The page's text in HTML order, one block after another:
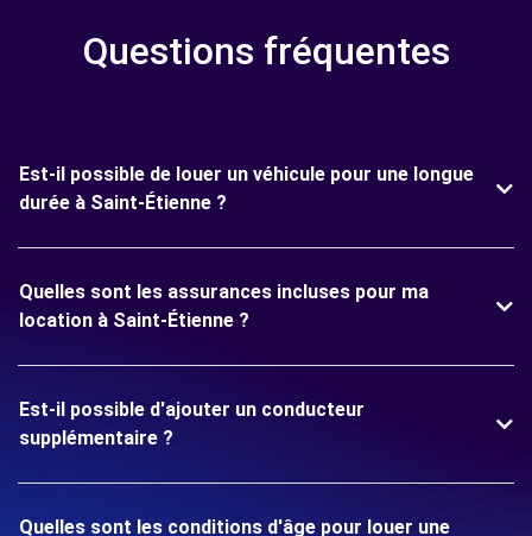
Questions fréquentes
Est-il possible de louer un véhicule pour une longue
durée à Saint-Étienne ?
Quelles sont les assurances incluses pour ma
location à Saint-Étienne ?
Est-il possible d'ajouter un conducteur
supplémentaire ?
Quelles sont les conditions d'âge pour louer une